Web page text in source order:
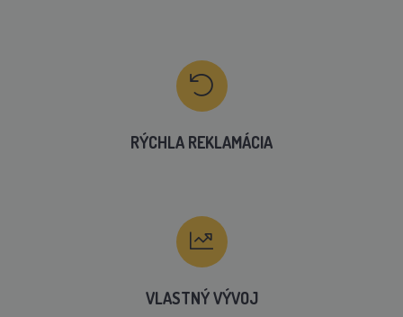
RÝCHLA REKLAMÁCIA
VLASTNÝ VÝVOJ